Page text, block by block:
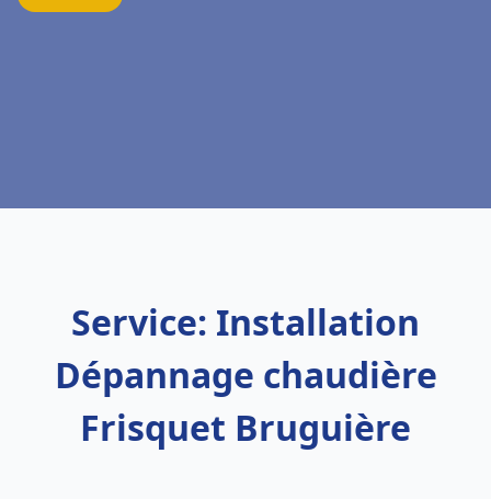
Service: Installation
Dépannage chaudière
Frisquet Bruguière